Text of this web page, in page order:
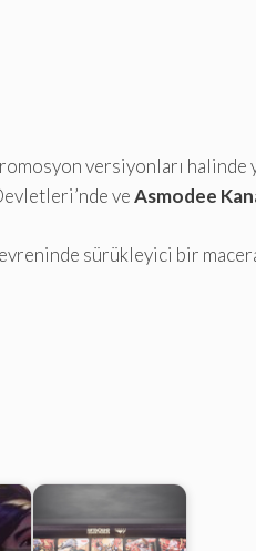
versiyonları
veAsmodee
sürükleyici bir